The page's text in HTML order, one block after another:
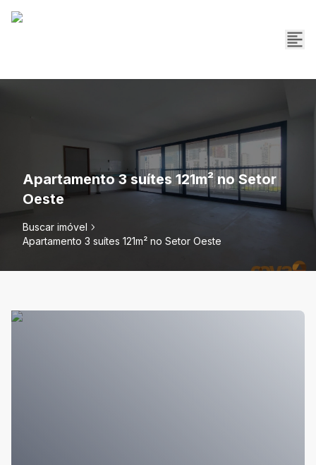
Apartamento 3 suítes 121m² no Setor
Oeste
Buscar imóvel
Apartamento 3 suítes 121m² no Setor Oeste